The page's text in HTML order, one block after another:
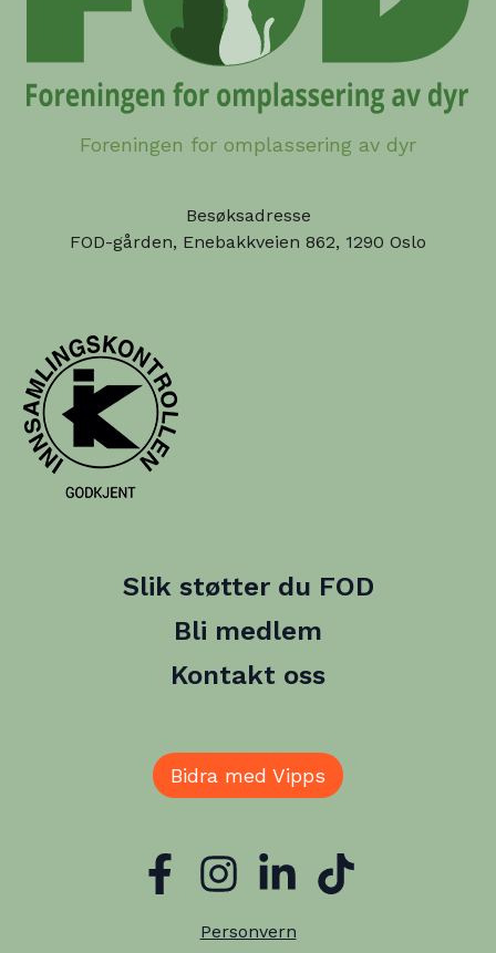
Foreningen for omplassering av dyr
Besøksadresse
FOD-gården, Enebakkveien 862, 1290 Oslo
Slik støtter du FOD
Bli medlem
Kontakt oss
Bidra med Vipps
Personvern